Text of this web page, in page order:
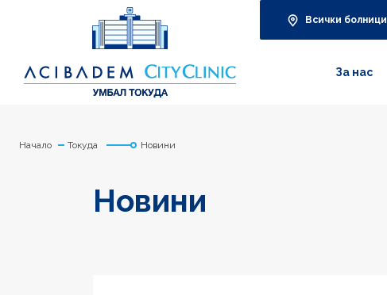
Всички болници
За нас
Начало Токуда Новини
Новини